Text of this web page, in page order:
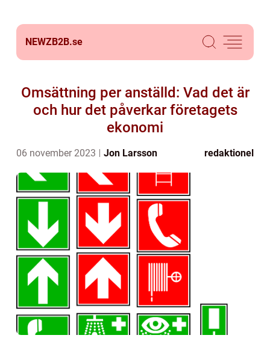
NEWZB2B.se
Omsättning per anställd: Vad det är
och hur det påverkar företagets
ekonomi
06 november 2023 Jon Larsson redaktionel